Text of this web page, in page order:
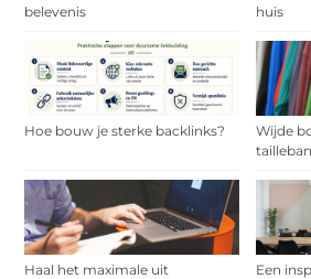
belevenis huis
Hoe bouw je sterke backlinks?
Wijde
Haal het maximale uit
Een